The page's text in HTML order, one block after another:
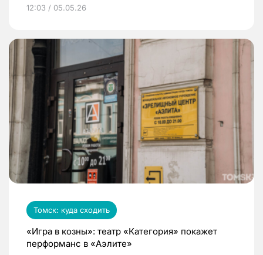
12:03 / 05.05.26
Томск: куда сходить
«Игра в козны»: театр «Категория» покажет
перформанс в «Аэлите»